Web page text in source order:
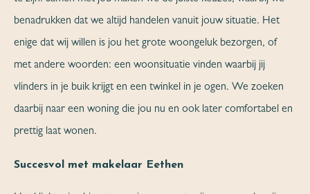
benadrukken dat we altijd handelen vanuit jouw situatie. Het
enige dat wij willen is jou het grote woongeluk bezorgen, of
met andere woorden: een woonsituatie vinden waarbij jij
vlinders in je buik krijgt en een twinkel in je ogen. We zoeken
daarbij naar een woning die jou nu en ook later comfortabel en
prettig laat wonen.
Succesvol met makelaar Eethen